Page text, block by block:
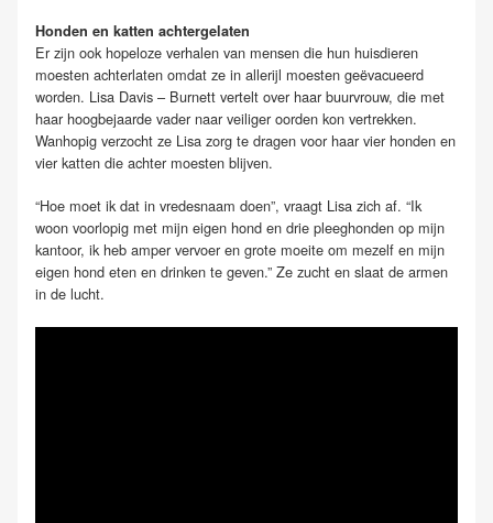
Honden en katten achtergelaten
Er zijn ook hopeloze verhalen van mensen die hun huisdieren
moesten achterlaten omdat ze in allerijl moesten geëvacueerd
worden. Lisa Davis – Burnett vertelt over haar buurvrouw, die met
haar hoogbejaarde vader naar veiliger oorden kon vertrekken.
Wanhopig verzocht ze Lisa zorg te dragen voor haar vier honden en
vier katten die achter moesten blijven.
“Hoe moet ik dat in vredesnaam doen”, vraagt Lisa zich af. “Ik
woon voorlopig met mijn eigen hond en drie pleeghonden op mijn
kantoor, ik heb amper vervoer en grote moeite om mezelf en mijn
eigen hond eten en drinken te geven.” Ze zucht en slaat de armen
in de lucht.